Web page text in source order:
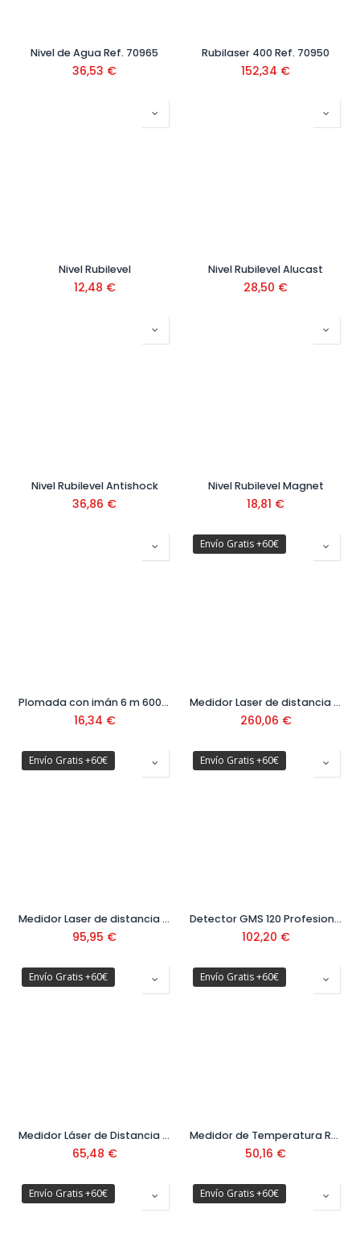
Nivel de Agua Ref. 70965
36,53 €
Rubilaser 400 Ref. 70950
152,34 €
Nivel Rubilevel
12,48 €
Nivel Rubilevel Alucast
28,50 €
Nivel Rubilevel Antishock
36,86 €
Nivel Rubilevel Magnet
18,81 €
Plomada con imán 6 m 600 gr Ref. 70964
16,34 €
Envío Gratis +60€
Medidor Laser de distancia GLM120C Ref: 601.072.F00
260,06 €
Envío Gratis +60€
Medidor Laser de distancia GLM40 Ref: 601072900
95,95 €
Envío Gratis +60€
Detector GMS 120 Profesional Ref: 0.601.081.000
102,20 €
Envío Gratis +60€
Medidor Láser de Distancia Zamo IV Ref. 0603672900
65,48 €
Envío Gratis +60€
Medidor de Temperatura Ref: 0603 683 101
50,16 €
Envío Gratis +60€ Envío Gratis +60€